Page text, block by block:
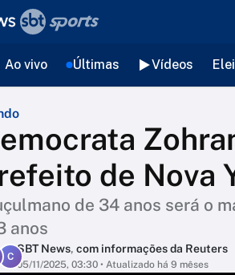
Ao vivo Últimas Vídeos
de Nova
de 34 anos será o
anos
C
SBT News, com informações da Reuters
05/11/2025, 03:30 • Atualizado há 9 mêses